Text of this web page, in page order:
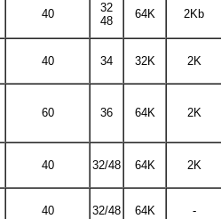
40
32
48
64K 2Kb
40 34 32K 2K
60 36 64K 2K
40 32/48 64K 2K
40 32/48 64K -